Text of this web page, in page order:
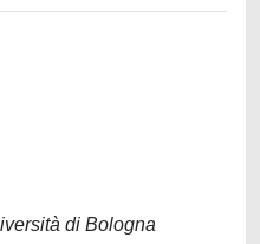
di Bologna